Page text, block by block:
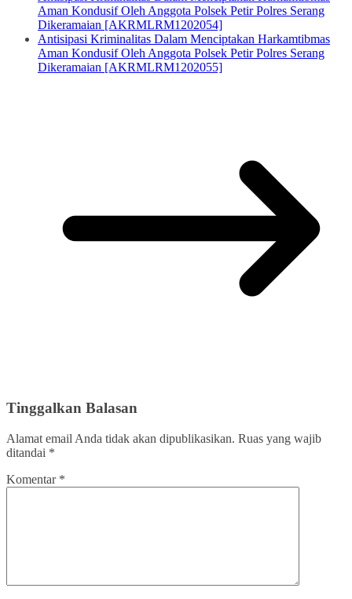
Aman Kondusif Oleh Anggota Polsek Petir Polres Serang
Dikeramaian [AKRMLRM1202054]
Antisipasi Kriminalitas Dalam Menciptakan Harkamtibmas
Aman Kondusif Oleh Anggota Polsek Petir Polres Serang
Dikeramaian [AKRMLRM1202055]
Tinggalkan Balasan
Alamat email Anda tidak akan dipublikasikan. Ruas yang wajib
ditandai *
Komentar *